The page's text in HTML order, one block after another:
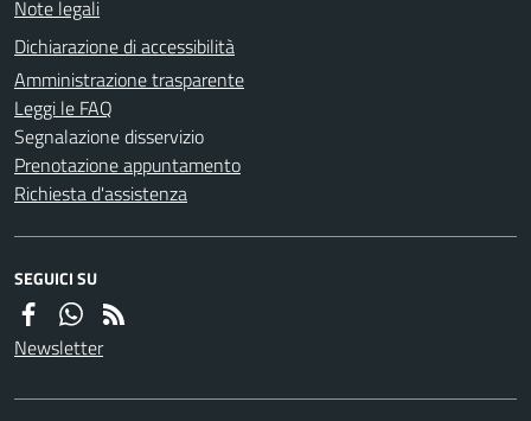
Note legali
Dichiarazione di accessibilità
Amministrazione trasparente
Leggi le FAQ
Segnalazione disservizio
Prenotazione appuntamento
Richiesta d'assistenza
SEGUICI SU
Newsletter